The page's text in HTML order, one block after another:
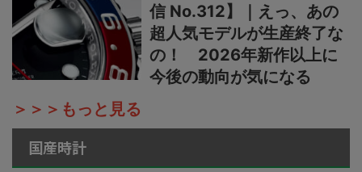
信 No.312】｜えっ、あの
超人気モデルが生産終了な
の！ 2026年新作以上に
今後の動向が気になる
＞＞＞もっと見る
国産時計